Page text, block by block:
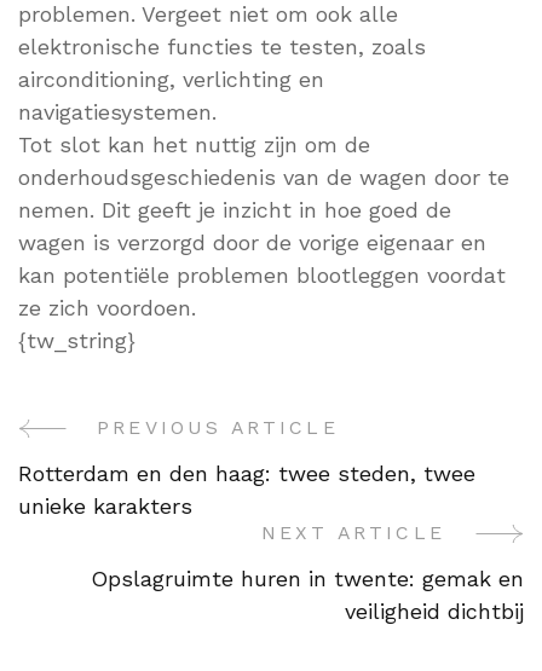
problemen. Vergeet niet om ook alle
elektronische functies te testen, zoals
airconditioning, verlichting en
navigatiesystemen.
Tot slot kan het nuttig zijn om de
onderhoudsgeschiedenis van de wagen door te
nemen. Dit geeft je inzicht in hoe goed de
wagen is verzorgd door de vorige eigenaar en
kan potentiële problemen blootleggen voordat
ze zich voordoen.
{tw_string}
Post
Navigation
PREVIOUS ARTICLE
Rotterdam en den haag: twee steden, twee
unieke karakters
NEXT ARTICLE
Opslagruimte huren in twente: gemak en
veiligheid dichtbij